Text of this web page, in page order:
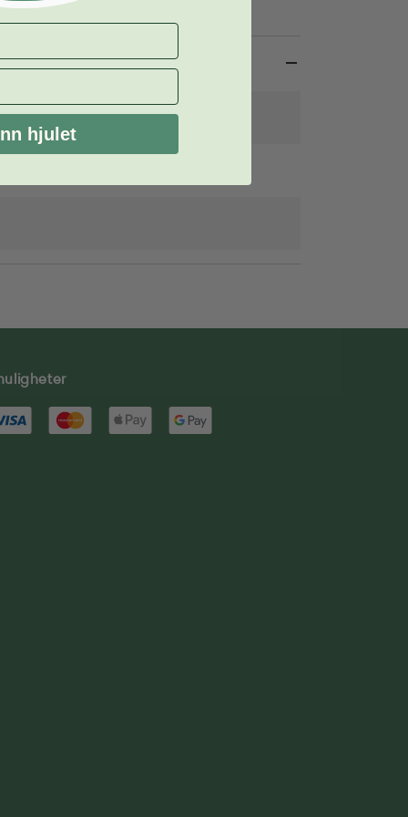
hjulet